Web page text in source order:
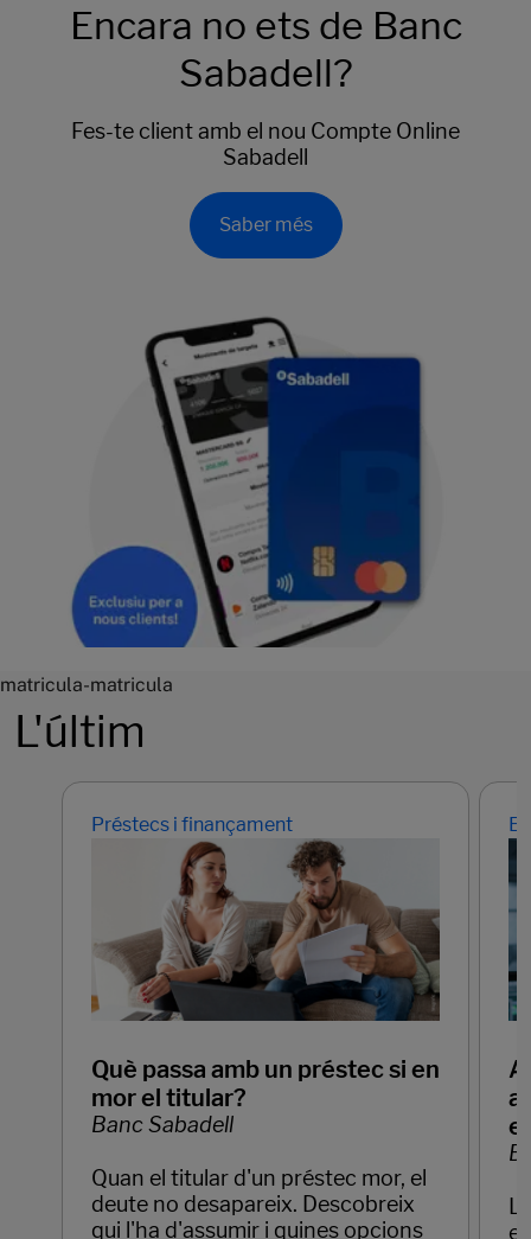
Encara no ets de Banc
Sabadell?
Fes-te client amb el nou Compte Online
Sabadell
Saber més
matricula-matricula
L'últim
Préstecs i finançament
Què passa amb un préstec si en
mor el titular?
Banc Sabadell
Quan el titular d'un préstec mor, el
deute no desapareix. Descobreix
qui l'ha d'assumir i quines opcions